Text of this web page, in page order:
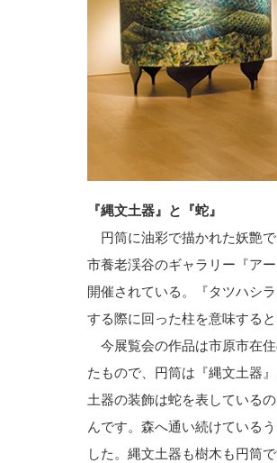
『縄文土器』と『蛇』
円筒に油彩で描かれた妖艶
市養老渓谷のギャラリー『ア
開催されている。『タツハシ
する際に回った柱を意味すると
今展覧会の作品は市原市在
たもので、円筒は『縄文土器
土器の装飾は蛇を表している
んです。森へ通い続けている
した。縄文土器も樹木も円筒